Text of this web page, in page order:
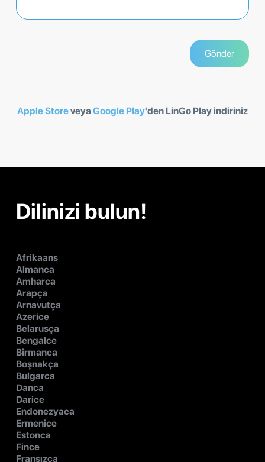
Apple Storeveya Google Play'den LinGo Play indiriniz
Dilinizi bulun!
Afrikaans
Almanca
Amharca
Arapça
Arnavutça
Azerice
Belarusça
Bengalce
Birmanca
Boşnakça
Bulgarca
Danca
Darice
Endonezyaca
Ermenice
Estonca
Fince
Fransızca